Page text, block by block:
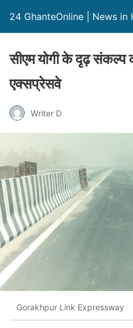
24 GhanteOnline | News in
सीएम योगी के दृढ़ संकल्प
एक्सप्रेसवे
Writer D
Gorakhpur Link Expressway